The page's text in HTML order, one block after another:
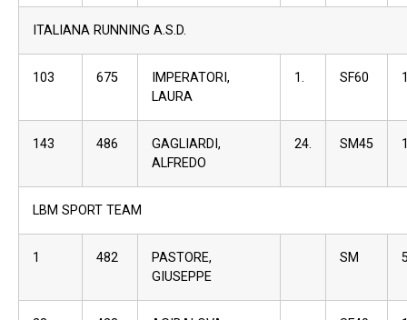
ITALIANA RUNNING A.S.D.
103 675
IMPERATORI,
LAURA
1. SF60
143 486
GAGLIARDI,
ALFREDO
24. SM45
LBM SPORT TEAM
1 482
PASTORE,
GIUSEPPE
SM